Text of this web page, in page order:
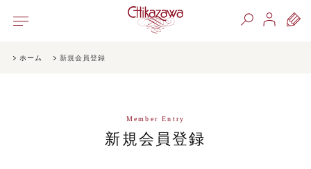
ホーム 新規会員登録
Member Entry
新規会員登録